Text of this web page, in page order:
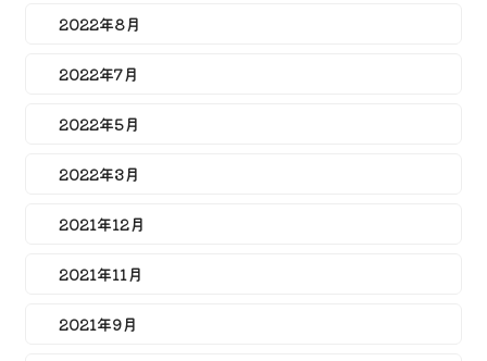
2022年8月
2022年7月
2022年5月
2022年3月
2021年12月
2021年11月
2021年9月